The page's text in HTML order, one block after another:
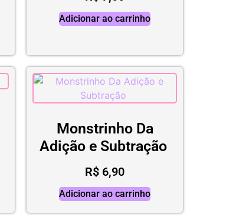
Adicionar ao carrinho
Monstrinho Da
Adição e Subtração
R$ 6,90
Adicionar ao carrinho